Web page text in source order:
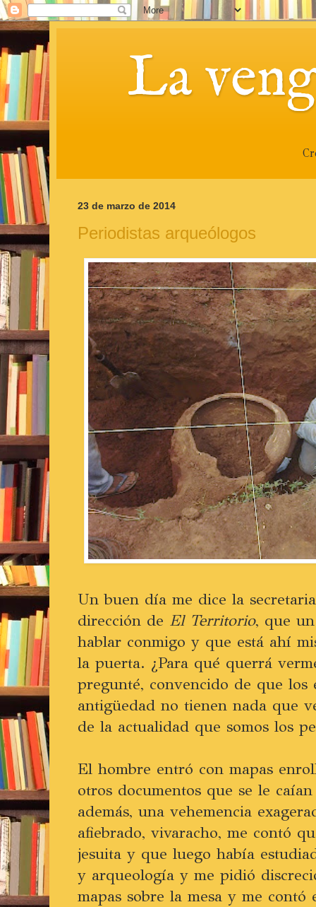
La
23 de marzo de 2014
Periodistas arqueólogos
Un buen día me dice la
dirección de El Territorio, que
hablar conmigo y que está ahí
la puerta. ¿Para qué querrá
pregunté, convencido de que los
antigüedad no tienen nada que
de la actualidad que somos los
El hombre entró con mapas
otros documentos que se le
además, una vehemencia
afiebrado, vivaracho, me contó
jesuita y que luego había
y arqueología y me pidió
mapas sobre la mesa y me